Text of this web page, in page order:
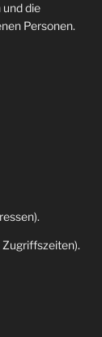
die
Personen.